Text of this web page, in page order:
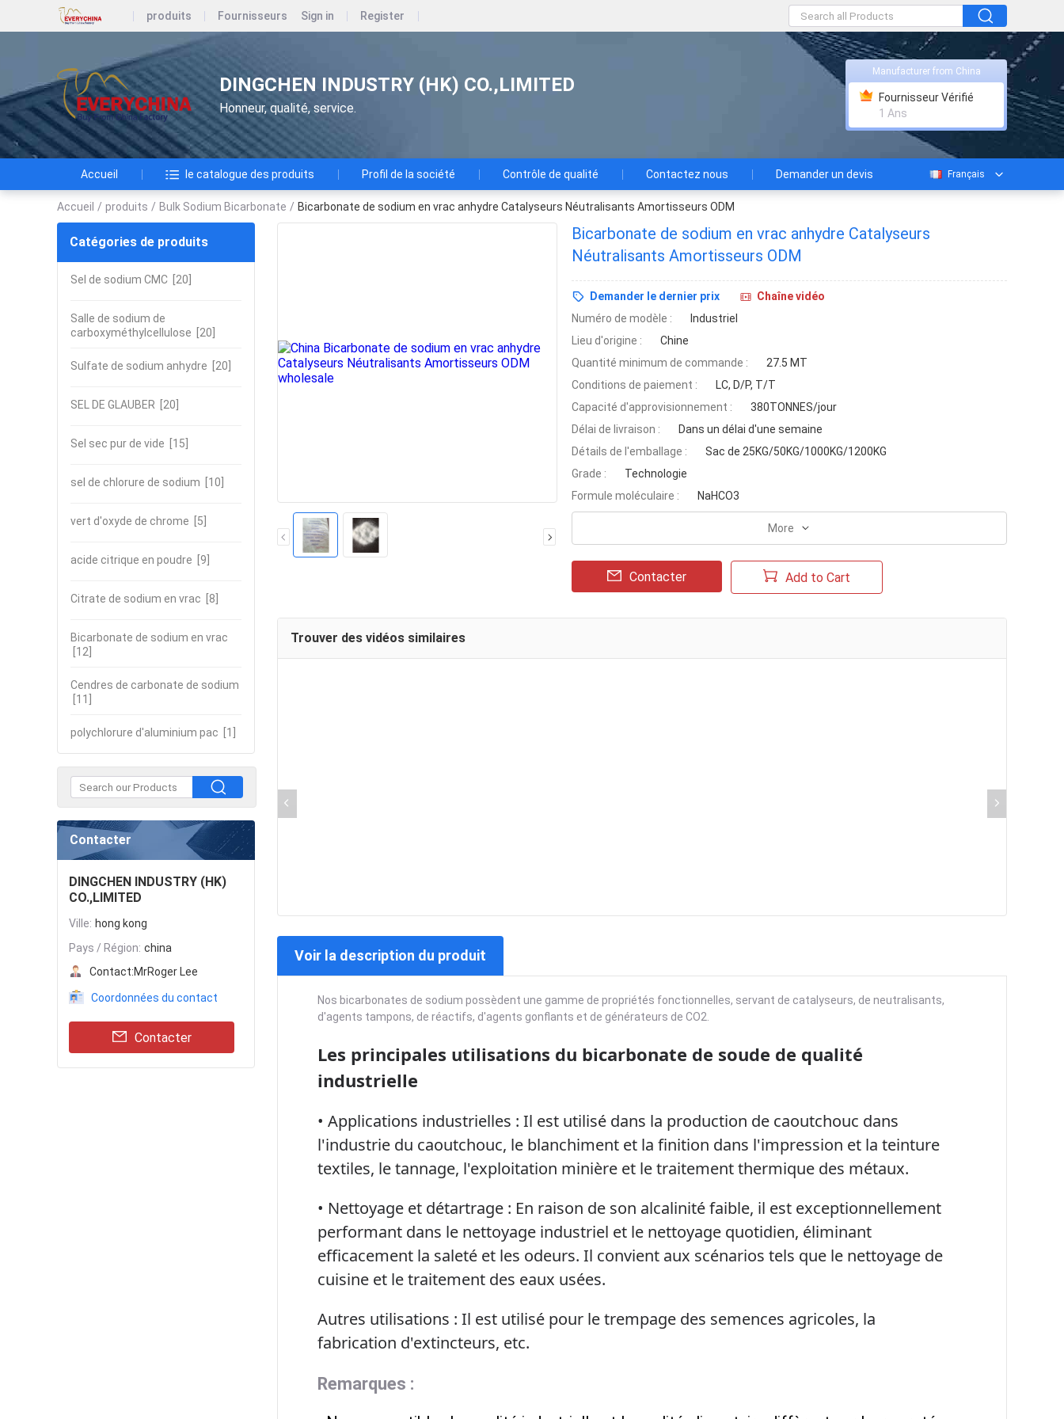
produits Fournisseurs Sign in Register
DINGCHEN INDUSTRY (HK) CO.,LIMITED
Honneur, qualité, service.
Manufacturer from China
Fournisseur Vérifié
1 Ans
Accueil le catalogue des produits Profil de la société Contrôle de qualité Contactez nous Demander un devis Français
Accueil / produits / Bulk Sodium Bicarbonate / Bicarbonate de sodium en vrac anhydre Catalyseurs Néutralisants Amortisseurs ODM
Catégories de produits
Sel de sodium CMC [20]
Salle de sodium de
carboxyméthylcellulose [20]
Sulfate de sodium anhydre [20]
SEL DE GLAUBER [20]
Sel sec pur de vide [15]
sel de chlorure de sodium [10]
vert d'oxyde de chrome [5]
acide citrique en poudre [9]
Citrate de sodium en vrac [8]
Bicarbonate de sodium en vrac
[12]
Cendres de carbonate de sodium
[11]
polychlorure d'aluminium pac [1]
Contacter
DINGCHEN INDUSTRY (HK)
CO.,LIMITED
Ville: hong kong
Pays / Région: china
Contact:MrRoger Lee
Coordonnées du contact
Contacter
Bicarbonate de sodium en vrac anhydre Catalyseurs
Néutralisants Amortisseurs ODM
Demander le dernier prix
Chaîne vidéo
Numéro de modèle :
Industriel
Lieu d'origine :
Chine
Quantité minimum de commande :
27.5 MT
Conditions de paiement :
LC, D/P, T/T
Capacité d'approvisionnement :
380TONNES/jour
Délai de livraison :
Dans un délai d'une semaine
Détails de l'emballage :
Sac de 25KG/50KG/1000KG/1200KG
Grade :
Technologie
Formule moléculaire :
NaHCO3
More
Contacter Add to Cart
Trouver des vidéos similaires
Voir la description du produit
Nos bicarbonates de sodium possèdent une gamme de propriétés fonctionnelles, servant de catalyseurs, de neutralisants,
d'agents tampons, de réactifs, d'agents gonflants et de générateurs de CO2.
Les principales utilisations du bicarbonate de soude de qualité
industrielle
• Applications industrielles : Il est utilisé dans la production de caoutchouc dans
l'industrie du caoutchouc, le blanchiment et la finition dans l'impression et la teinture
textiles, le tannage, l'exploitation minière et le traitement thermique des métaux.
• Nettoyage et détartrage : En raison de son alcalinité faible, il est exceptionnellement
performant dans le nettoyage industriel et le nettoyage quotidien, éliminant
efficacement la saleté et les odeurs. Il convient aux scénarios tels que le nettoyage de
cuisine et le traitement des eaux usées.
Autres utilisations : Il est utilisé pour le trempage des semences agricoles, la
fabrication d'extincteurs, etc.
Remarques :